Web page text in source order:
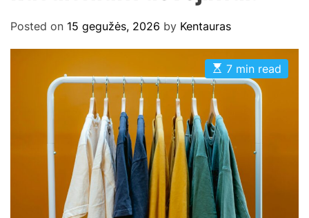
Posted on 15 gegužės, 2026 by Kentauras
E
s
t
i
m
a
t
e
d
r
e
a
d
t
7 min read